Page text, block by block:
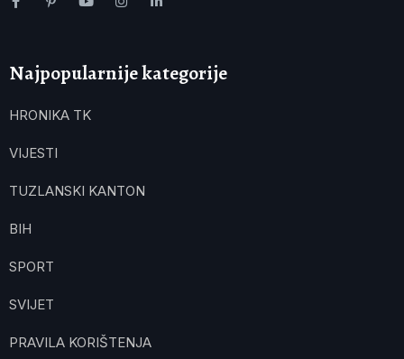
Najpopularnije kategorije
HRONIKA TK
VIJESTI
TUZLANSKI KANTON
BIH
SPORT
SVIJET
PRAVILA KORIŠTENJA